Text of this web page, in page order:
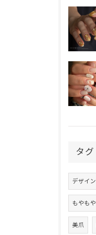
タグ
デザイン
もやもや
美爪